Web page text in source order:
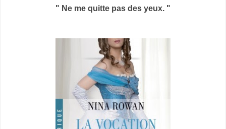
" Ne me quitte pas des yeux. "